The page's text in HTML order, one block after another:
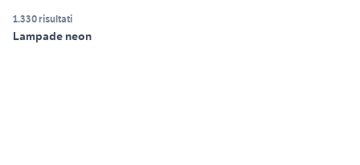
1.330 risultati
Lampade neon